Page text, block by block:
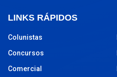
LINKS RÁPIDOS
Colunistas
Concursos
Comercial